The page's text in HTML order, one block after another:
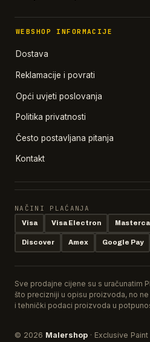
WEBSHOP INFORMACIJE
Dostava
Reklamacije i povrati
Opći uvjeti poslovanja
Politika privatnosti
Često postavljana pitanja
Kontakt
NAČINI PLAĆANJA
Visa Visa Electron
Discover Amex Google Pay
Sve prodajne cijene su s uračunatim
što precizniji u opisu proizvoda, no
i tehnički podaci proizvoda u
© 2026 Malershop · Exclusive